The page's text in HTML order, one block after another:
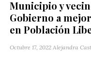
Municipio y
Gobierno a
en Población
Octubre 17, 2022 Alejandra